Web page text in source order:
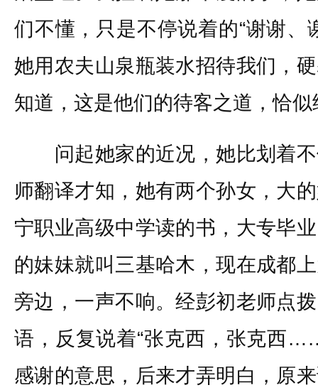
们不懂，只是不停说着的“谢谢、
她用农夫山泉瓶装水招待我们，
知道，这是他们的待客之道，恰
问起她家的近况，她比划着不
师翻译才知，她有两个孙女，大
宁职业高级中学读的书，大专毕
的妹妹就叫三基哈木，现在成都
旁边，一声不响。经彭初老师点
语，反复说着“张克西，张克西
感谢的意思，后来才弄明白，原